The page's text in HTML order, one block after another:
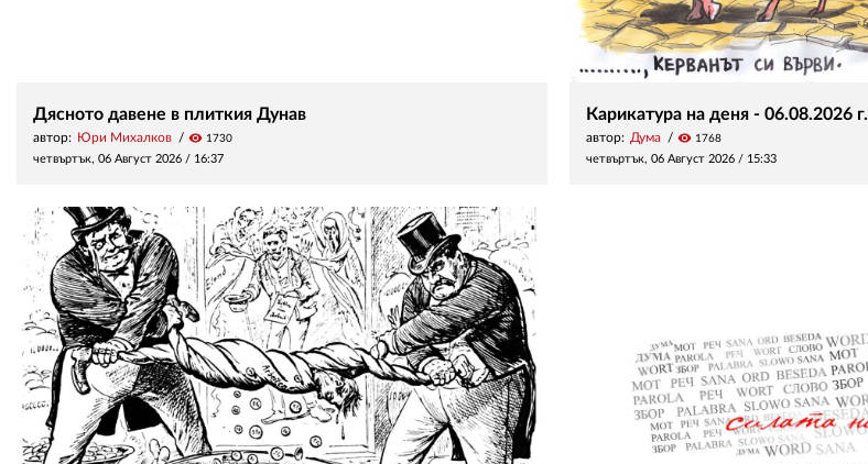
Дясното давене в плиткия Дунав
автор: Юри Михалков visibility 1730
четвъртък, 06 Август 2026 / 16:37
Карикатура на деня - 06.08.2026 г.
автор: Дума visibility 1768
четвъртък, 06 Август 2026 / 15:33